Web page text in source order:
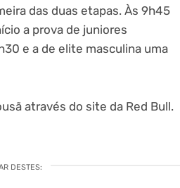
das duas etapas. Às 9h45
a prova de juniores
e a de elite masculina uma
através do site da Red Bull.
DESTES: